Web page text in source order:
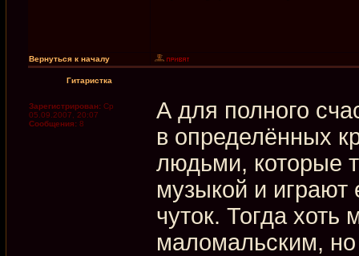
Вернуться к началу
Гитаристка
Зарегистрирован: Ср
05.09.2007, 20:07
Сообщения: 8
А для полного
в определённых
людьми, которые
музыкой и играют
чуток. Тогда
маломальским,